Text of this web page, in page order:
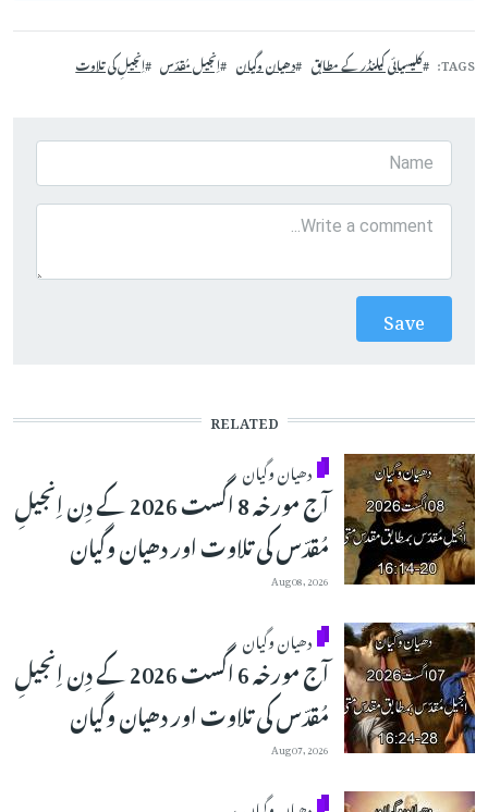
TAGS کلیسیائی کیلنڈر کے مطابق دھیان وگیان اِنجیل مُقدّس اِنجیلِ کی تلاوت
RELATED
دھیان وگیان
آج مورخہ 8 اگست 2026 کے دِن اِنجیلِ
مُقدّس کی تلاوت اور دھیان وگیان
Aug 08, 2026
دھیان وگیان
آج مورخہ 6 اگست 2026 کے دِن اِنجیلِ
مُقدّس کی تلاوت اور دھیان وگیان
Aug 07, 2026